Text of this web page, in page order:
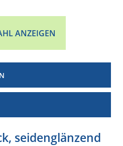
ANZEIGEN
seidenglänzend